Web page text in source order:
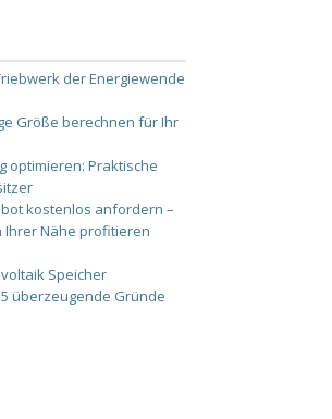
der Energiewende
Größe berechnen für Ihr
optimieren: Praktische
kostenlos anfordern –
Ihrer Nähe profitieren
Speicher
überzeugende Gründe